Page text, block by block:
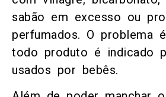
sabão em excesso ou
perfumados. O problema
todo produto é indicado
usados por bebês.